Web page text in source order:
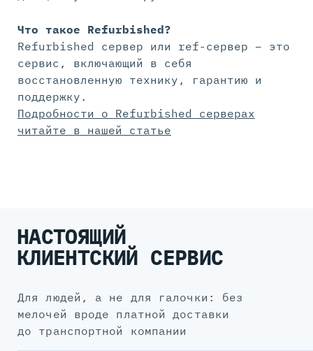
Что такое Refurbished?
Refurbished сервер или ref-сервер – это
сервис, включающий в себя
восстановленную технику, гарантию и
поддержку.
Подробности о Refurbished серверах
читайте в нашей статье
НАСТОЯЩИЙ
КЛИЕНТСКИЙ СЕРВИС
для людей, а не для галочки: без
мелочей вроде платной доставки
до транспортной компании